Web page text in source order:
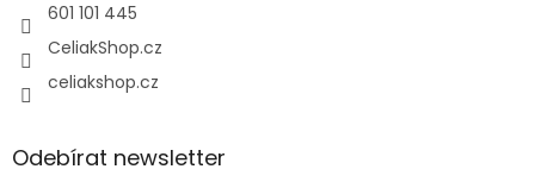
601 101 445
CeliakShop.cz
celiakshop.cz
Odebírat newsletter